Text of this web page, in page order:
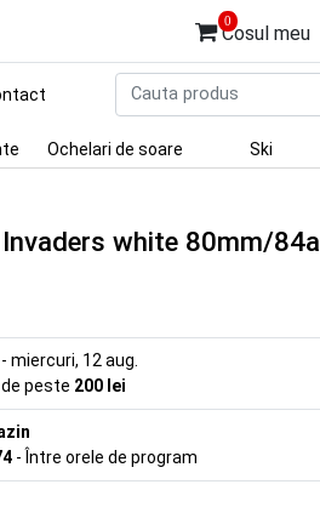
0
Cosul meu
Ochelari de soare Ski
white 80mm/84a
miercuri, 12 aug.
peste 200 lei
- Între orele de program